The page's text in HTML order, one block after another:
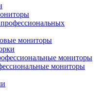
мониторы
мониторы
мониторы